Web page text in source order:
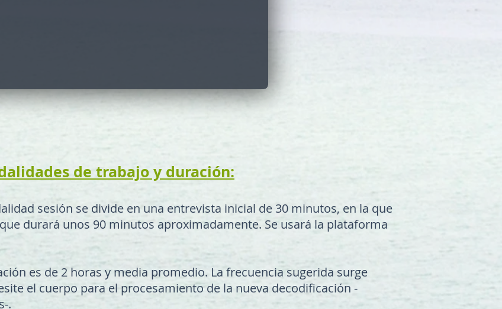
de trabajo y duración:
sesión se divide en una entrevista inicial de 30 minutos, en la que
durará unos 90 minutos aproximadamente. Se usará la plataforma
es de 2 horas y media promedio. La frecuencia sugerida surge
el cuerpo para el procesamiento de la nueva decodificación -
.